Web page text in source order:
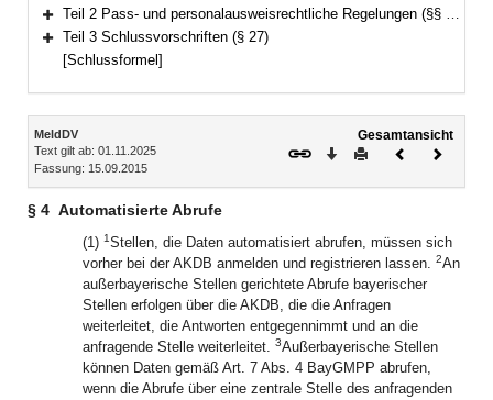
Bereich erweitern
Teil 2 Pass- und personalausweisrechtliche Regelungen (§§ 24–26)
Bereich erweitern
Teil 3 Schlussvorschriften (§ 27)
[Schlussformel]
Inhalt
MeldDV
Text gilt ab: 01.11.2025
Fassung: 15.09.2015
Gesamtansicht
Download
DruckenVorheriges
§ 4 Automatisierte Abrufe
(1) 1Stellen, die Daten automatisiert abrufen, müssen sich
vorher bei der AKDB anmelden und registrieren lassen. 2An
außerbayerische Stellen gerichtete Abrufe bayerischer
Stellen erfolgen über die AKDB, die die Anfragen
weiterleitet, die Antworten entgegennimmt und an die
anfragende Stelle weiterleitet. 3Außerbayerische Stellen
können Daten gemäß Art. 7 Abs. 4 BayGMPP abrufen,
wenn die Abrufe über eine zentrale Stelle des anfragenden